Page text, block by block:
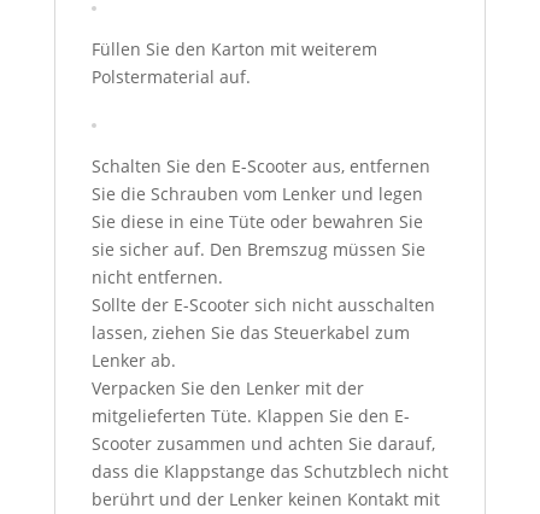
Füllen Sie den Karton mit weiterem
Polstermaterial auf.
Schalten Sie den E-Scooter aus, entfernen
Sie die Schrauben vom Lenker und legen
Sie diese in eine Tüte oder bewahren Sie
sie sicher auf. Den Bremszug müssen Sie
nicht entfernen.
Sollte der E-Scooter sich nicht ausschalten
lassen, ziehen Sie das Steuerkabel zum
Lenker ab.
Verpacken Sie den Lenker mit der
mitgelieferten Tüte. Klappen Sie den E-
Scooter zusammen und achten Sie darauf,
dass die Klappstange das Schutzblech nicht
berührt und der Lenker keinen Kontakt mit